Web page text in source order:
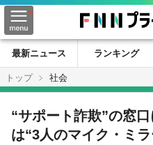
最新ニュース ランキング
トップ
社会
“サポート詐欺”の窓
は“3人のマイク・ミ